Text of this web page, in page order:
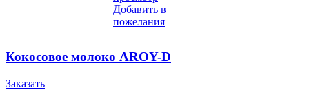
Добавить в
пожелания
Кокосовое молоко AROY-D
Заказать